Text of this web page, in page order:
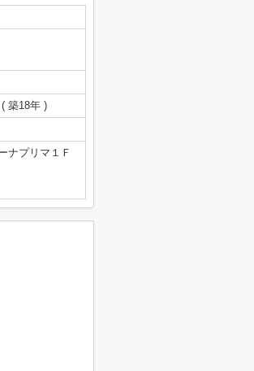
築18年 )
ナプリマ１Ｆ